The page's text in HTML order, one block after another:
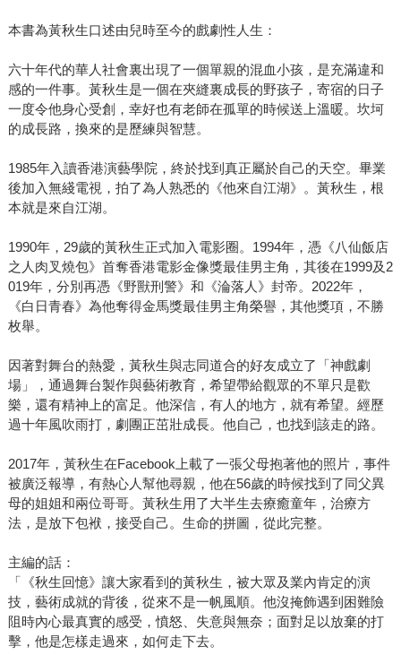
本書為黃秋生口述由兒時至今的戲劇性人生：
六十年代的華人社會裏出現了一個單親的混血小孩，是充滿違和
感的一件事。黃秋生是一個在夾縫裏成長的野孩子，寄宿的日子
一度令他身心受創，幸好也有老師在孤單的時候送上溫暖。坎坷
的成長路，換來的是歷練與智慧。
1985年入讀香港演藝學院，終於找到真正屬於自己的天空。畢業
後加入無綫電視，拍了為人熟悉的《他來自江湖》。黃秋生，根
本就是來自江湖。
1990年，29歲的黃秋生正式加入電影圈。1994年，憑《八仙飯店
之人肉叉燒包》首奪香港電影金像獎最佳男主角，其後在1999及2
019年，分別再憑《野獸刑警》和《淪落人》封帝。2022年，
《白日青春》為他奪得金馬獎最佳男主角榮譽，其他獎項，不勝
枚舉。
因著對舞台的熱愛，黃秋生與志同道合的好友成立了「神戲劇
場」，通過舞台製作與藝術教育，希望帶給觀眾的不單只是歡
樂，還有精神上的富足。他深信，有人的地方，就有希望。經歷
過十年風吹雨打，劇團正茁壯成長。他自己，也找到該走的路。
2017年，黃秋生在Facebook上載了一張父母抱著他的照片，事件
被廣泛報導，有熱心人幫他尋親，他在56歲的時候找到了同父異
母的姐姐和兩位哥哥。黃秋生用了大半生去療癒童年，治療方
法，是放下包袱，接受自己。生命的拼圖，從此完整。
主編的話：
「《秋生回憶》讓大家看到的黃秋生，被大眾及業內肯定的演
技，藝術成就的背後，從來不是一帆風順。他沒掩飾遇到困難險
阻時內心最真實的感受，憤怒、失意與無奈；面對足以放棄的打
擊，他是怎樣走過來，如何走下去。